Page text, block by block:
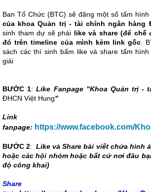
Ban Tổ Chức (BTC) sẽ đăng một số tấm hình
của khoa Quản trị - tài chính ngân hàng
sinh tham dự sẽ phải like và share (để chế
đó trên timeline của mình kèm link gốc .
sách các thí sinh bấm like và share tấm
giải
BƯỚC 1:Like Fanpage "Khoa Quản trị -
ĐHCN Việt Hung"
Link
fanpage: https://www.facebook.com/
BƯỚC 2: Like và Share bài viết chứa hình
hoặc các hội nhóm hoặc bất cứ nơi đâu
độ công khai)
Share